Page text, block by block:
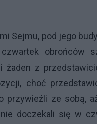
Sejmu, pod jego
obrońców
żaden z
choć
przywieźli ze sobą,
doczekali się w